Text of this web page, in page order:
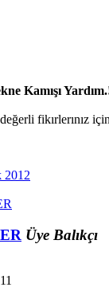
Kamışı
fikırlerınız
2012
Üye Balıkçı